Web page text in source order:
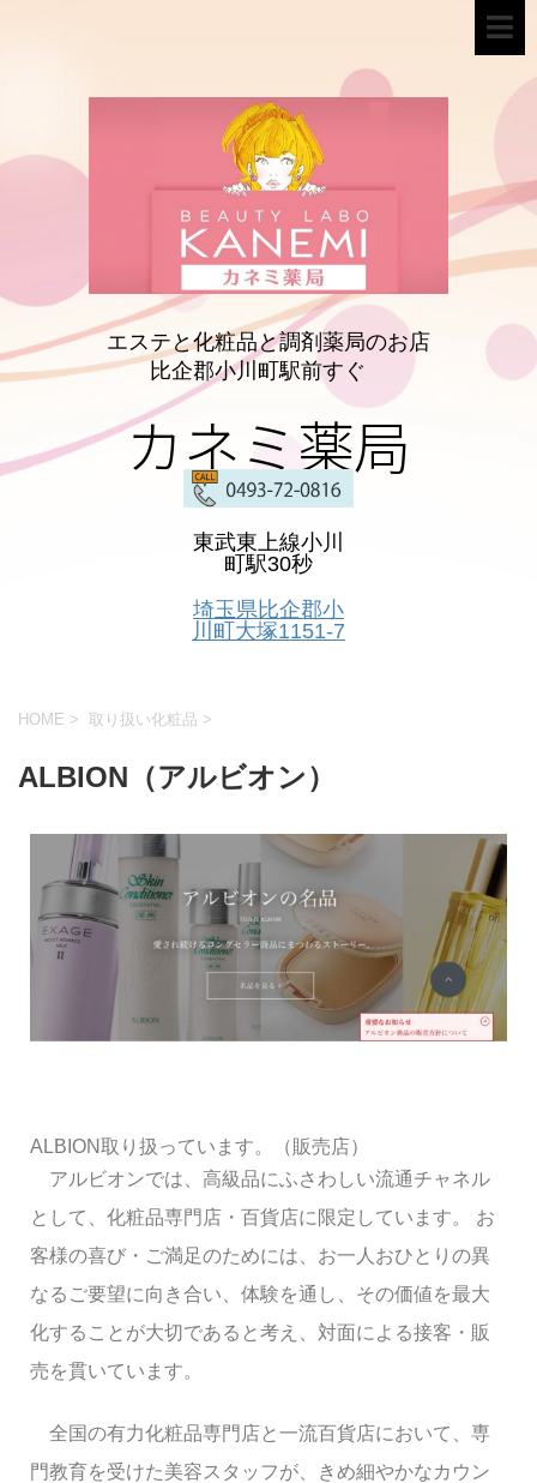
エステと化粧品と調剤薬局のお店
比企郡小川町駅前すぐ
カネミ薬局
東武東上線小川
町駅30秒
埼玉県比企郡小
川町大塚1151-7
HOME > 取り扱い化粧品 >
ALBION（アルビオン）
ALBION取り扱っています。（販売店）
アルビオンでは、高級品にふさわしい流通チャネル
として、化粧品専門店・百貨店に限定しています。 お
客様の喜び・ご満足のためには、お一人おひとりの異
なるご要望に向き合い、体験を通し、その価値を最大
化することが大切であると考え、対面による接客・販
売を貫いています。
全国の有力化粧品専門店と一流百貨店において、専
門教育を受けた美容スタッフが、きめ細やかなカウン